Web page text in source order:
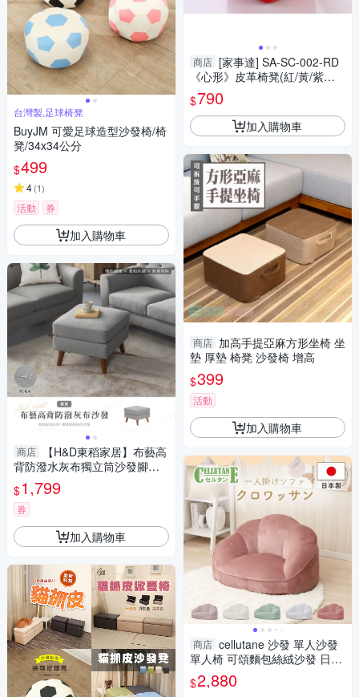
台灣製,足球椅凳
BuyJM 可愛足球造型沙發椅/椅
凳/34x34公分
$499
4(1)
活動 券
加入購物車
商店
【H&D東稻家居】布藝高
背防潑水灰布獨立筒沙發腳凳-
椅凳(木製加高椅腳 掃地機可輕
鬆進入)
$1,799
券
加入購物車
商店 [家事達] SA-SC-002-RD
《心形》皮革椅凳(紅/黃/紫三
色可選)X2個 特價
$790
加入購物車
商店 加高手提亞麻方形坐椅 坐
墊 厚墊 椅凳 沙發椅 增高
$399
活動
加入購物車
商店 cellutane 沙發 單人沙發
單人椅 可頌麵包絲絨沙發 日本
製造 椅凳 造型沙發 休閒椅 A2
98
$2,880